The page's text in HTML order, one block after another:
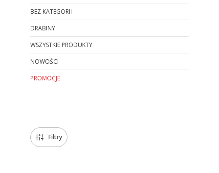
BEZ KATEGORII
DRABINY
WSZYSTKIE PRODUKTY
NOWOŚCI
PROMOCJE
Filtry